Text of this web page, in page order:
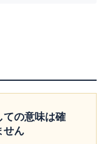
ての意味は確
せん